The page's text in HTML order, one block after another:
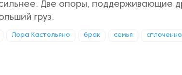
Две опоры, поддерживающие
груз.
Лора Кастельяно брак семья